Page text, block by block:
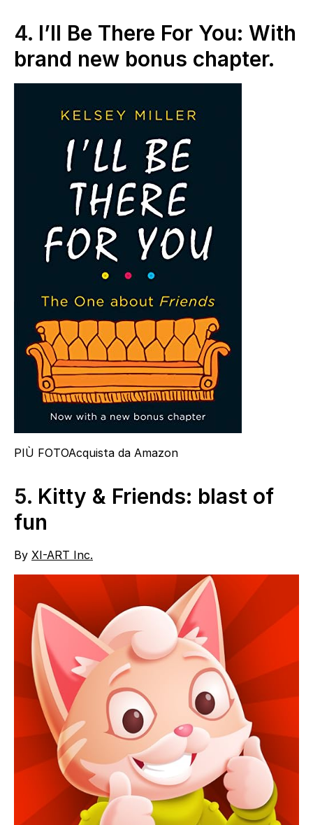
4. I’ll Be There For You: With
brand new bonus chapter.
PIÙ FOTOAcquista da Amazon
5. Kitty & Friends: blast of
fun
By XI-ART Inc.